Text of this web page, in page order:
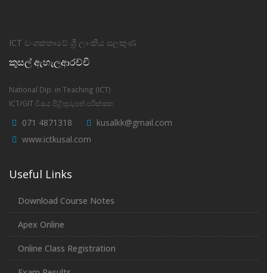
ICT වංශකතාවේ ශ්‍රී ලාංකීය සලකුණ
කුසල් ඇහැලආරච්චි
National Dip. in Teaching (ICT)
ICT/GIT විෂය පිළිතුරුපත් පරීක්ෂක
071 4871318
kusalkk@gmail.com
www.ictkusal.com
Useful Links
Download Course Notes
Apex Online
Online Class Registration